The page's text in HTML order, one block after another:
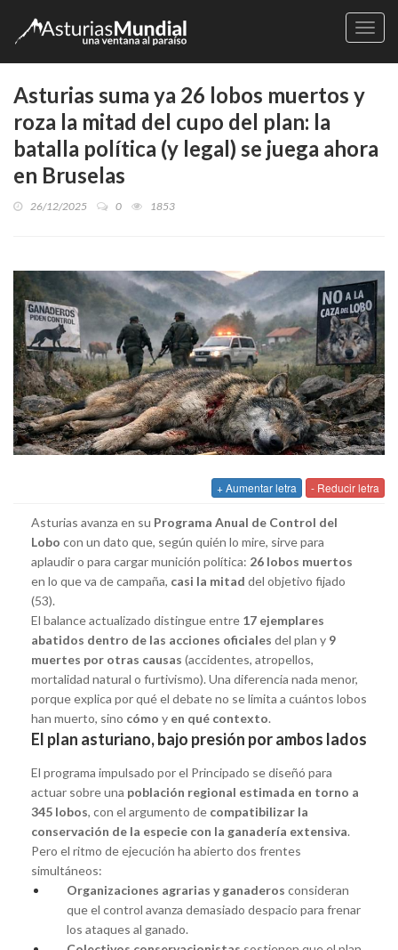
Asturias suma ya 26 lobos muertos y
roza la mitad del cupo del plan: la
batalla política (y legal) se juega ahora
en Bruselas
26/12/2025 0 1853
+ Aumentar letra - Reducir letra
Asturias avanza en su Programa Anual de Control del
Lobo con un dato que, según quién lo mire, sirve para
aplaudir o para cargar munición política: 26 lobos muertos
en lo que va de campaña, casi la mitad del objetivo fijado
(53).
El balance actualizado distingue entre 17 ejemplares
abatidos dentro de las acciones oficiales del plan y 9
muertes por otras causas (accidentes, atropellos,
mortalidad natural o furtivismo). Una diferencia nada menor,
porque explica por qué el debate no se limita a cuántos lobos
han muerto, sino cómo y en qué contexto.
El plan asturiano, bajo presión por ambos lados
El programa impulsado por el Principado se diseñó para
actuar sobre una población regional estimada en torno a
345 lobos, con el argumento de compatibilizar la
conservación de la especie con la ganadería extensiva.
Pero el ritmo de ejecución ha abierto dos frentes
simultáneos:
Organizaciones agrarias y ganaderos consideran
que el control avanza demasiado despacio para frenar
los ataques al ganado.